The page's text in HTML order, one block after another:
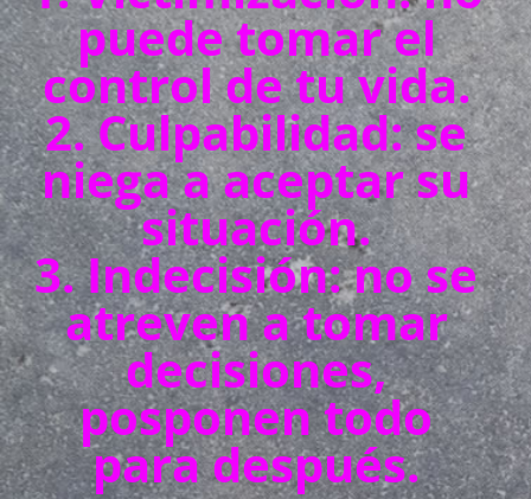
puede tomar el
control de tu vida.
2. Culpabilidad: se
niega a aceptar su
situación.
3. Indecisión: no se
atreven a tomar
decisiones,
posponen todo
para después.